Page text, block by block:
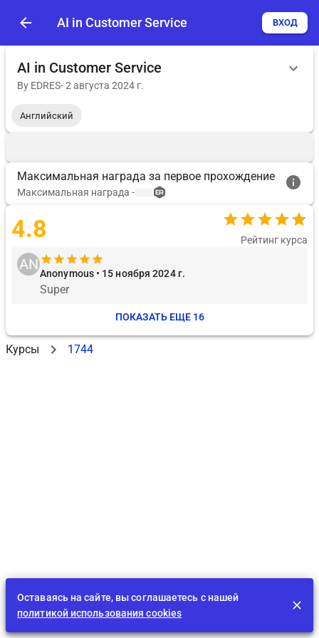
AI in Customer Service ВХОД
AI in Customer Service
By EDRES-2 августа 2024 г.
Английский
Максимальная награда за первое прохождение
Максимальная награда -
4.8 Рейтинг курса
AN
Anonymous • 15 ноября 2024 г.
Super
ПОКАЗАТЬ ЕЩЕ 16
Курсы 1744
Оставаясь на сайте, вы соглашаетесь с нашей
политикой использования cookies